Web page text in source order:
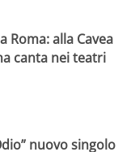
Roma: alla Cavea
canta nei teatri
nuovo singolo